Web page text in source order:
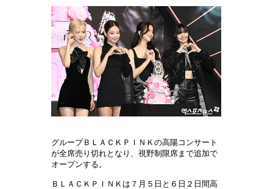
グループＢＬＡＣＫＰＩＮＫの高陽コンサート
が全席売り切れとなり、視野制限席まで追加で
オープンする。
ＢＬＡＣＫＰＩＮＫは７月５日と６日２日間高